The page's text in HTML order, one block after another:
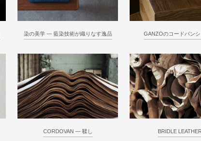
染の美学 ― 藍染技術が織りなす逸品 GANZOのコードバン
CORDOVAN ― 鞣し BRIDLE LEATHER